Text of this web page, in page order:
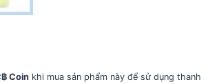
Coin khi mua sản phẩm này để sử dụng thanh